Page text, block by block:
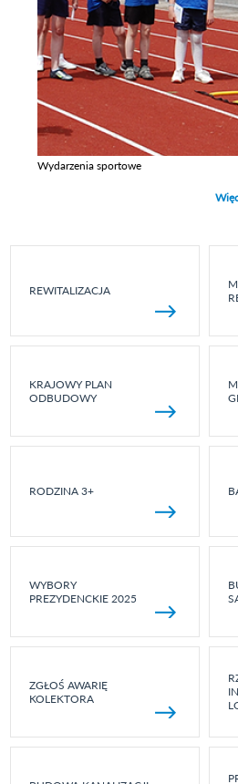
Wydarzenia sportowe
REWITALIZACJA
KRAJOWY PLAN
ODBUDOWY
RODZINA 3+
WYBORY
PREZYDENCKIE 2025
ZGŁOŚ AWARIĘ
KOLEKTORA